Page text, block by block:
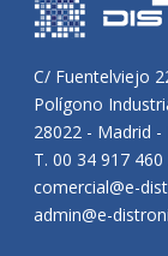
C/ Fuentelviejo
Polígono
28022 - Madrid -
T. 00 34 917 460
comercial@e-
admin@e-